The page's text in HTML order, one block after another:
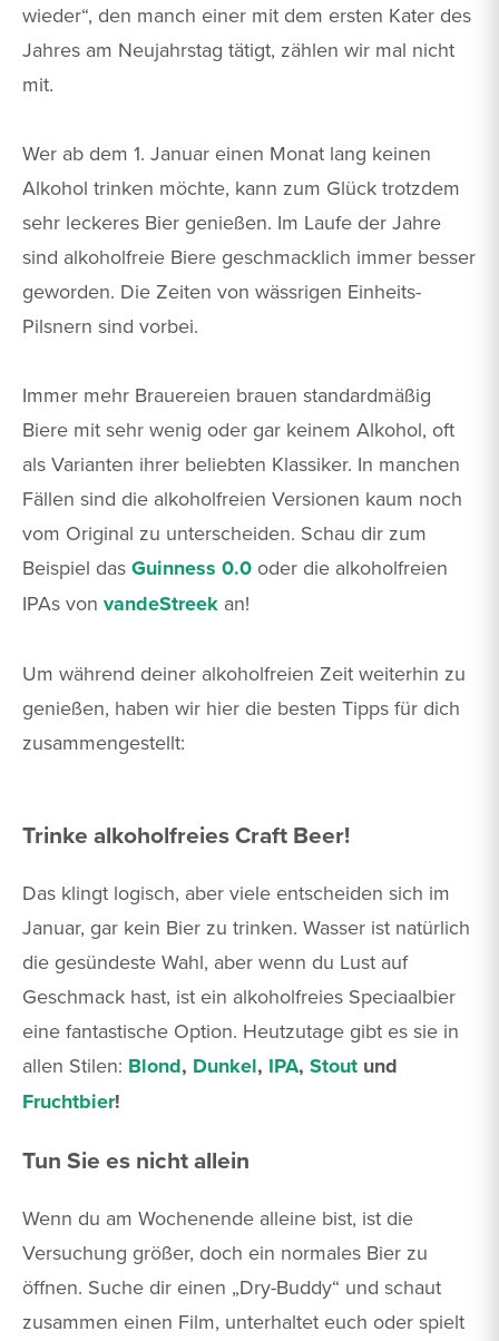
wieder“, den manch einer mit dem ersten Kater des
Jahres am Neujahrstag tätigt, zählen wir mal nicht
mit.
Wer ab dem 1. Januar einen Monat lang keinen
Alkohol trinken möchte, kann zum Glück trotzdem
sehr leckeres Bier genießen. Im Laufe der Jahre
sind alkoholfreie Biere geschmacklich immer besser
geworden. Die Zeiten von wässrigen Einheits-
Pilsnern sind vorbei.
Immer mehr Brauereien brauen standardmäßig
Biere mit sehr wenig oder gar keinem Alkohol, oft
als Varianten ihrer beliebten Klassiker. In manchen
Fällen sind die alkoholfreien Versionen kaum noch
vom Original zu unterscheiden. Schau dir zum
Beispiel das Guinness 0.0 oder die alkoholfreien
IPAs von vandeStreek an!
Um während deiner alkoholfreien Zeit weiterhin zu
genießen, haben wir hier die besten Tipps für dich
zusammengestellt:
Trinke alkoholfreies Craft Beer!
Das klingt logisch, aber viele entscheiden sich im
Januar, gar kein Bier zu trinken. Wasser ist natürlich
die gesündeste Wahl, aber wenn du Lust auf
Geschmack hast, ist ein alkoholfreies Speciaalbier
eine fantastische Option. Heutzutage gibt es sie in
allen Stilen: Blond, Dunkel, IPA, Stout und
Fruchtbier!
Tun Sie es nicht allein
Wenn du am Wochenende alleine bist, ist die
Versuchung größer, doch ein normales Bier zu
öffnen. Suche dir einen „Dry-Buddy“ und schaut
zusammen einen Film, unterhaltet euch oder spielt